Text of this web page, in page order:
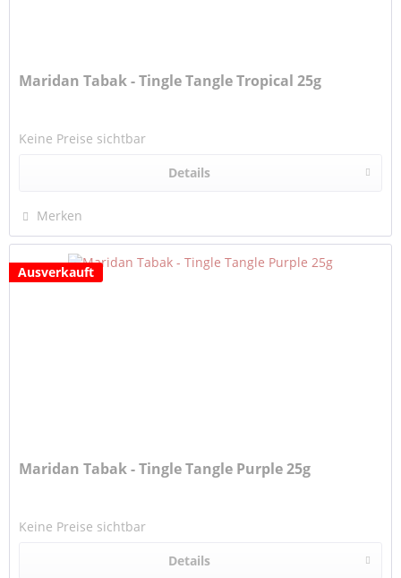
Maridan Tabak - Tingle Tangle Tropical 25g
Keine Preise sichtbar
Details
Merken
Ausverkauft
Maridan Tabak - Tingle Tangle Purple 25g
Keine Preise sichtbar
Details